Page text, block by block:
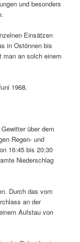
und besonders
Einsätzen
in Ostönnen bis
man an solch einem
1968.
über dem
Regen- und
16:45 bis 20:30
Niederschlag
Durch das vom
an der
Aufstau von